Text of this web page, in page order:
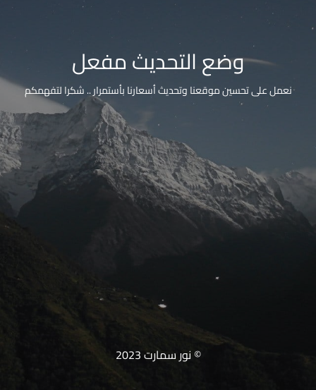
وضع التحديث مفعل
نعمل على تحسين موقعنا وتحديث أسعارنا بأستمرار .. شكرا لتفهمكم
© نور سمارت 2023